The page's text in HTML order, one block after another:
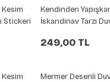
Kesim
Stickeri
Kendinden
İskandinav Tarzı
249,00 TL
Kesim
Mermer Desenli